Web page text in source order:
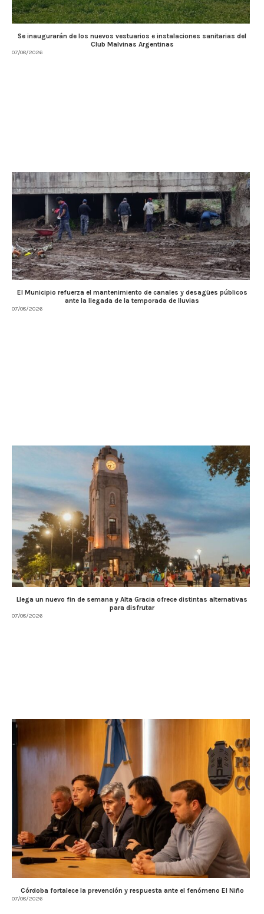
Se inaugurarán de los nuevos vestuarios e instalaciones sanitarias del
Club Malvinas Argentinas
07/08/2026
El Municipio refuerza el mantenimiento de canales y desagües públicos
ante la llegada de la temporada de lluvias
07/08/2026
Llega un nuevo fin de semana y Alta Gracia ofrece distintas alternativas
para disfrutar
07/08/2026
Córdoba fortalece la prevención y respuesta ante el fenómeno El Niño
07/08/2026